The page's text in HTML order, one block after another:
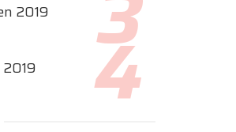
2019
2019